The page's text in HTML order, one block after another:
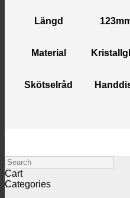
Längd
Material
Skötselråd
Search
Cart
Categories